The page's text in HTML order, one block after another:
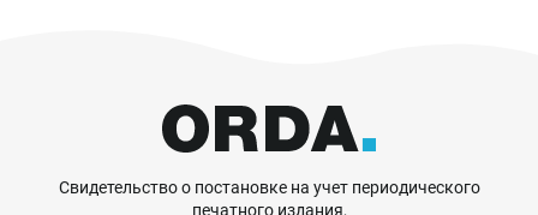
Свидетельство о постановке на учет периодического
печатного издания,